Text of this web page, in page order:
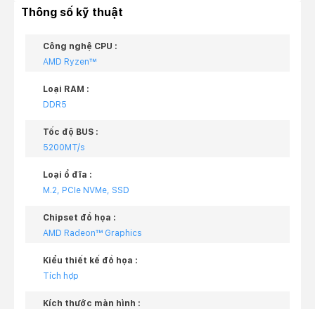
Thông số kỹ thuật
Công nghệ CPU :
AMD Ryzen™
Loại RAM :
DDR5
Tốc độ BUS :
5200MT/s
Loại ổ đĩa :
M.2, PCIe NVMe, SSD
Chipset đồ họa :
AMD Radeon™ Graphics
Kiểu thiết kế đồ họa :
Tích hợp
Kích thước màn hình :